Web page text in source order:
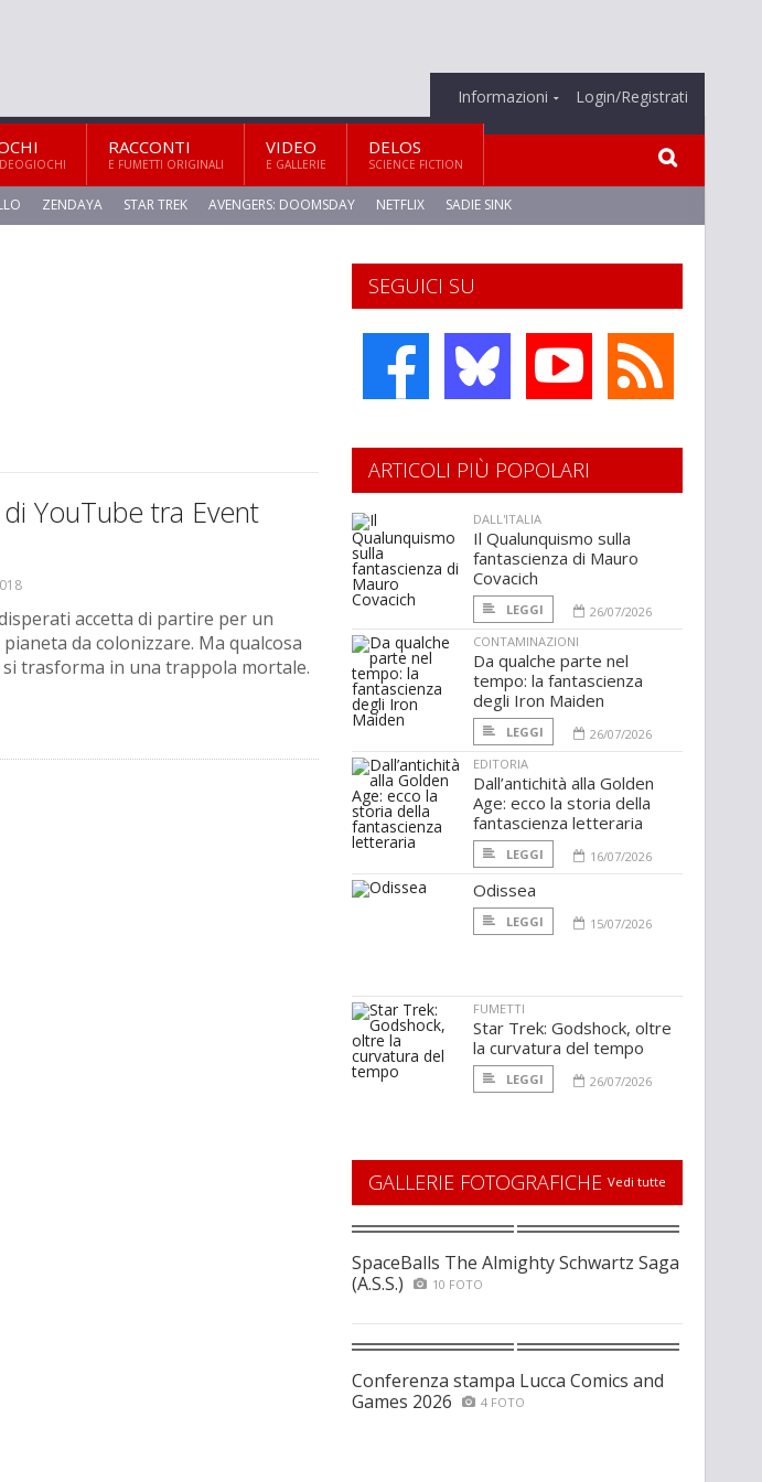
Informazioni Login/Registrati
RACCONTI
E FUMETTI ORIGINALI
VIDEO
E GALLERIE
DELOS
SCIENCE FICTION
ZENDAYA STAR TREK AVENGERS: DOOMSDAY NETFLIX SADIE SINK
YouTube tra Event
accetta di partire per un
da colonizzare. Ma qualcosa
trasforma in una trappola mortale.
SEGUICI SU
ARTICOLI PIÙ POPOLARI
DALL'ITALIA
Il Qualunquismo sulla
fantascienza di Mauro
Covacich
LEGGI
26/07/2026
CONTAMINAZIONI
Da qualche parte nel
tempo: la fantascienza
degli Iron Maiden
LEGGI
26/07/2026
EDITORIA
Dall’antichità alla Golden
Age: ecco la storia della
fantascienza letteraria
LEGGI 16/07/2026
Odissea
LEGGI 15/07/2026
FUMETTI
Star Trek: Godshock, oltre
la curvatura del tempo
LEGGI 26/07/2026
GALLERIE FOTOGRAFICHE Vedi tutte
SpaceBalls The Almighty Schwartz Saga
(A.S.S.)
10 FOTO
Conferenza stampa Lucca Comics and
Games 2026
4 FOTO